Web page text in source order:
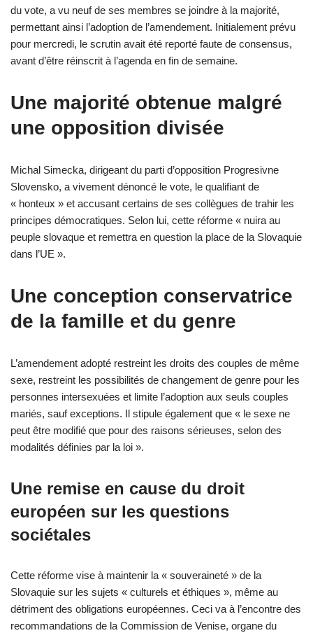
du vote, a vu neuf de ses membres se joindre à la majorité,
permettant ainsi l’adoption de l’amendement. Initialement prévu
pour mercredi, le scrutin avait été reporté faute de consensus,
avant d’être réinscrit à l’agenda en fin de semaine.
Une majorité obtenue malgré
une opposition divisée
Michal Simecka, dirigeant du parti d’opposition Progresivne
Slovensko, a vivement dénoncé le vote, le qualifiant de
« honteux » et accusant certains de ses collègues de trahir les
principes démocratiques. Selon lui, cette réforme « nuira au
peuple slovaque et remettra en question la place de la Slovaquie
dans l’UE ».
Une conception conservatrice
de la famille et du genre
L’amendement adopté restreint les droits des couples de même
sexe, restreint les possibilités de changement de genre pour les
personnes intersexuées et limite l’adoption aux seuls couples
mariés, sauf exceptions. Il stipule également que « le sexe ne
peut être modifié que pour des raisons sérieuses, selon des
modalités définies par la loi ».
Une remise en cause du droit
européen sur les questions
sociétales
Cette réforme vise à maintenir la « souveraineté » de la
Slovaquie sur les sujets « culturels et éthiques », même au
détriment des obligations européennes. Ceci va à l’encontre des
recommandations de la Commission de Venise, organe du